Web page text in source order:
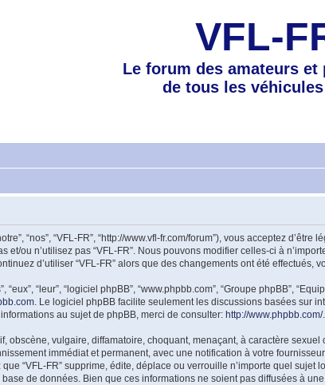
VFL-
Le forum des amateurs et
de tous les
“nos”, “VFL-FR”, “http://www.vfl-fr.com/forum”), vous acceptez
et/ou n’utilisez pas “VFL-FR”. Nous pouvons modifier celles-ci à
d’utiliser “VFL-FR” alors que des changements ont été
“leur”, “logiciel phpBB”, “www.phpbb.com”, “Groupe phpBB”,
. Le logiciel phpBB facilite seulement les discussions basées sur
au sujet de phpBB, merci de consulter: http://www.phpbb.com/.
obscène, vulgaire, diffamatoire, choquant, menaçant, à caractère
immédiat et permanent, avec une notification à votre
“VFL-FR” supprime, édite, déplace ou verrouille n’importe quel
de données. Bien que ces informations ne soient pas diffusées à